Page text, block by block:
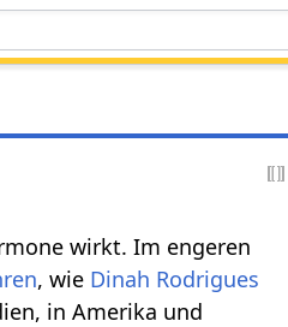
wirkt. Im engeren
, wie Dinah Rodrigues
in Amerika und